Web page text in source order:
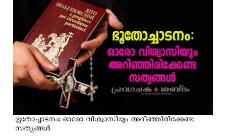
ഭൂതോച്ചാടനം: ഓരോ വിശ്വാസിയും അറിഞ്ഞിരിക്കേണ്ട
സത്യങ്ങൾ